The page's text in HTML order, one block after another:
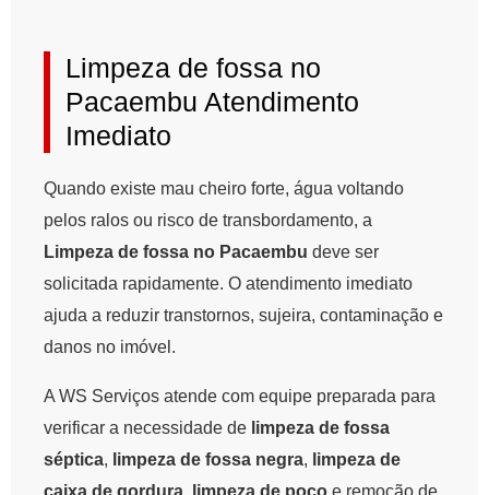
Limpeza de fossa no
Pacaembu Atendimento
Imediato
Quando existe mau cheiro forte, água voltando
pelos ralos ou risco de transbordamento, a
Limpeza de fossa no Pacaembu deve ser
solicitada rapidamente. O atendimento imediato
ajuda a reduzir transtornos, sujeira, contaminação e
danos no imóvel.
A WS Serviços atende com equipe preparada para
verificar a necessidade de limpeza de fossa
séptica, limpeza de fossa negra, limpeza de